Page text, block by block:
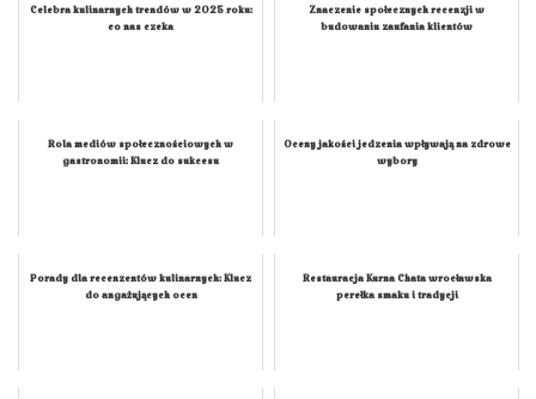
Celebra kulinarnych trendów w 2025 roku:
co nas czeka
Znaczenie społecznych recenzji w
budowaniu zaufania klientów
Rola mediów społecznościowych w
gastronomii: Klucz do sukcesu
Oceny jakości jedzenia wpływają na zdrowe
wybory
Porady dla recenzentów kulinarnych: Klucz
do angażujących ocen
Restauracja Kurna Chata wrocławska
perełka smaku i tradycji